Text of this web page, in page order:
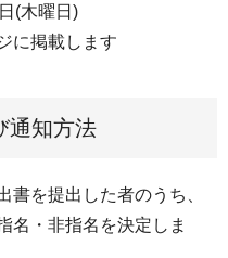
(木曜日)
に掲載します
通知方法
書を提出した者のうち、
名・非指名を決定しま